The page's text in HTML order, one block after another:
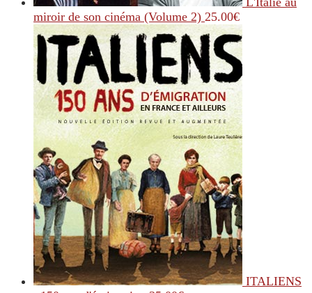
miroir de son cinéma (Volume 2) 25.00€
ITALIENS